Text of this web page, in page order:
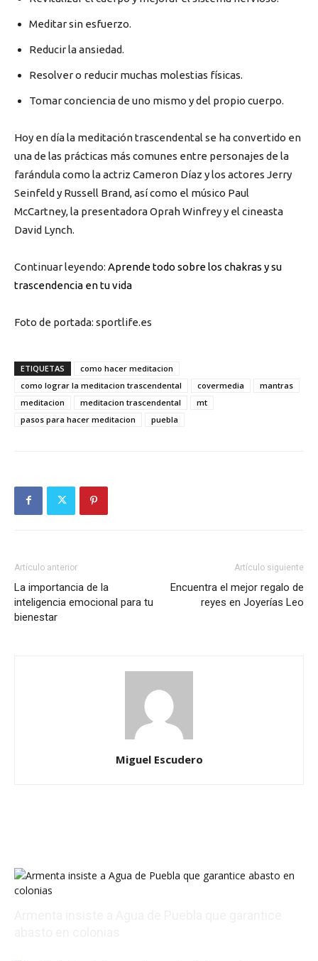
Meditar sin esfuerzo.
Reducir la ansiedad.
Resolver o reducir muchas molestias físicas.
Tomar conciencia de uno mismo y del propio cuerpo.
Hoy en día la meditación trascendental se ha convertido en
una de las prácticas más comunes entre personajes de la
farándula como la actriz Cameron Díaz y los actores Jerry
Seinfeld y Russell Brand, así como el músico Paul
McCartney, la presentadora Oprah Winfrey y el cineasta
David Lynch.
Continuar leyendo: Aprende todo sobre los chakras y su
trascendencia en tu vida
Foto de portada: sportlife.es
ETIQUETAS
como hacer meditacion
como lograr la meditacion trascendental
covermedia
mantras
meditacion
meditacion trascendental
mt
pasos para hacer meditacion
puebla
Artículo anterior
La importancia de la
inteligencia emocional para tu
bienestar
Artículo siguiente
Encuentra el mejor regalo de
reyes en Joyerías Leo
Miguel Escudero